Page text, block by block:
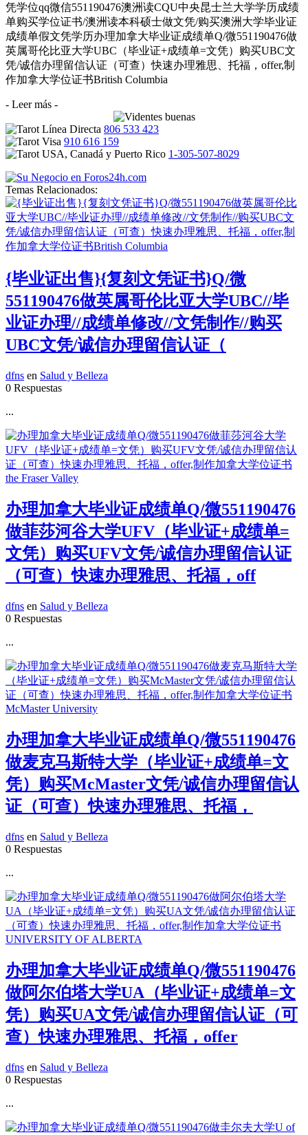
凭学位qq微信551190476澳洲读CQU中央昆士兰大学学历成绩
单购买学位证书/澳洲读本科硕士做文凭/购买澳洲大学毕业证
成绩单假文凭学历办理加拿大毕业证成绩单Q/微551190476做
英属哥伦比亚大学UBC（毕业证+成绩单=文凭）购买UBC文
凭/诚信办理留信认证（可查）快速办理雅思、托福，offer,制
作加拿大学位证书British Columbia
- Leer más -
806 533 423
910 616 159
1-305-507-8029
Temas Relacionados:
{毕业证出售}{复刻文凭证书}Q/微
551190476做英属哥伦比亚大学UBC//毕
业证办理//成绩单修改//文凭制作//购买
UBC文凭/诚信办理留信认证（
dfns en Salud y Belleza
0 Respuestas
...
办理加拿大毕业证成绩单Q/微551190476
做菲莎河谷大学UFV（毕业证+成绩单=
文凭）购买UFV文凭/诚信办理留信认证
（可查）快速办理雅思、托福，off
dfns en Salud y Belleza
0 Respuestas
...
办理加拿大毕业证成绩单Q/微551190476
做麦克马斯特大学（毕业证+成绩单=文
凭）购买McMaster文凭/诚信办理留信认
证（可查）快速办理雅思、托福，
dfns en Salud y Belleza
0 Respuestas
...
办理加拿大毕业证成绩单Q/微551190476
做阿尔伯塔大学UA（毕业证+成绩单=文
凭）购买UA文凭/诚信办理留信认证（可
查）快速办理雅思、托福，offer
dfns en Salud y Belleza
0 Respuestas
...